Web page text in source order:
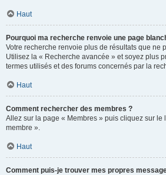
Haut
Pourquoi ma recherche renvoie une page
Votre recherche renvoie plus de résultats que ne
Utilisez la « Recherche avancée » et soyez plus
termes utilisés et des forums concernés par la
Haut
Comment rechercher des membres ?
Allez sur la page « Membres » puis cliquez sur le
membre ».
Haut
Comment puis-je trouver mes propres